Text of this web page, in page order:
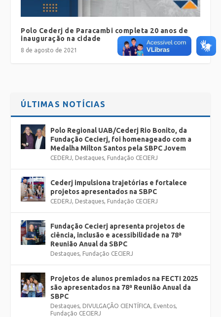
Polo Cederj de Paracambi completa 20 anos de
inauguração na cidade
8 de agosto de 2021
ÚLTIMAS NOTÍCIAS
Polo Regional UAB/Cederj Rio Bonito, da
Fundação Cecierj, foi homenageado com a
Medalha Milton Santos pela SBPC Jovem
CEDERJ, Destaques, Fundação CECIERJ
Cederj impulsiona trajetórias e fortalece
projetos apresentados na SBPC
CEDERJ, Destaques, Fundação CECIERJ
Fundação Cecierj apresenta projetos de
ciência, inclusão e acessibilidade na 78ª
Reunião Anual da SBPC
Destaques, Fundação CECIERJ
Projetos de alunos premiados na FECTI 2025
são apresentados na 78ª Reunião Anual da
SBPC
Destaques, DIVULGAÇÃO CIENTÍFICA, Eventos,
Fundação CECIERJ